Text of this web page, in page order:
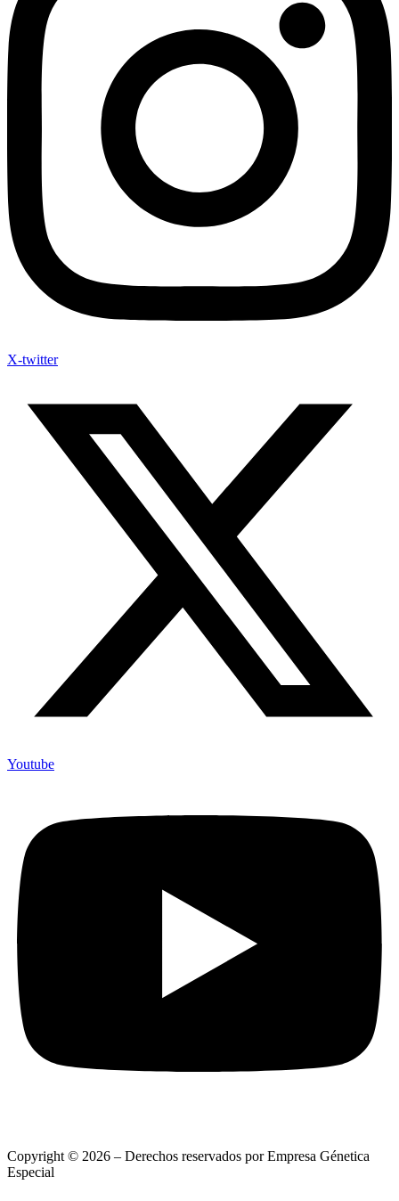
X-twitter
Youtube
Copyright © 2026 – Derechos reservados por Empresa Génetica
Especial